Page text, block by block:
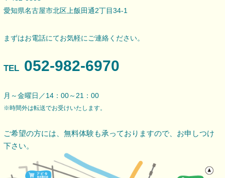
愛知県名古屋市北区上飯田通2丁目34-1
まずはお電話にてお気軽にご連絡ください。
TEL 052-982-6970
月～金曜日／14：00～21：00
※時間外は転送でお受けいたします。
ご希望の方には、無料体験も承っておりますので、 お申しつけ
下さい。